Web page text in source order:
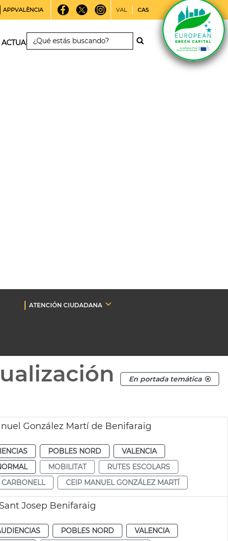
APPVALÈNCIA VAL CAS
ACTUALIDAD
ATENCIÓN CIUDADANA
En portada temática
González Martí de Benifaraig
POBLES NORD
VALENCIA
MOBILITAT
RUTES ESCOLARS
CARBONELL CEIP MANUEL GONZÁLEZ MARTÍ
Josep Benifaraig
POBLES NORD
VALENCIA